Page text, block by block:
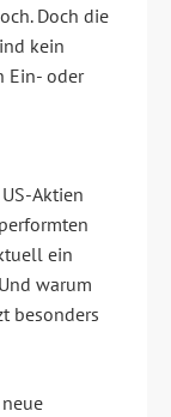
Doch die
kein
Ein- oder
Aktien
ein
warum
besonders